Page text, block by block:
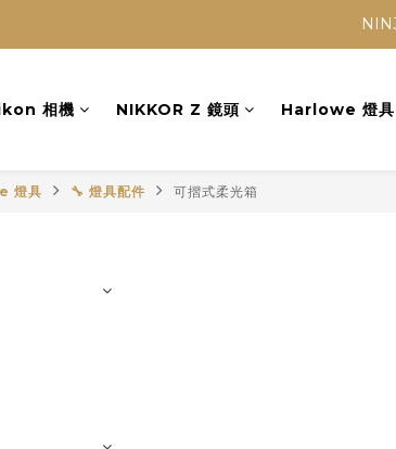
加入會
相機 NIKKOR Z 鏡頭 Harlowe 燈具
燈具 🔧 燈具配件 可摺式柔光箱